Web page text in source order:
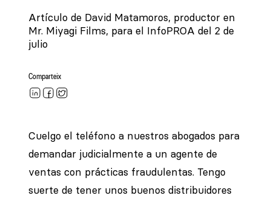
Artículo de David Matamoros, productor en
Mr. Miyagi Films, para el InfoPROA del 2 de
julio
Comparteix
Cuelgo el teléfono a nuestros abogados para
demandar judicialmente a un agente de
ventas con prácticas fraudulentas. Tengo
suerte de tener unos buenos distribuidores